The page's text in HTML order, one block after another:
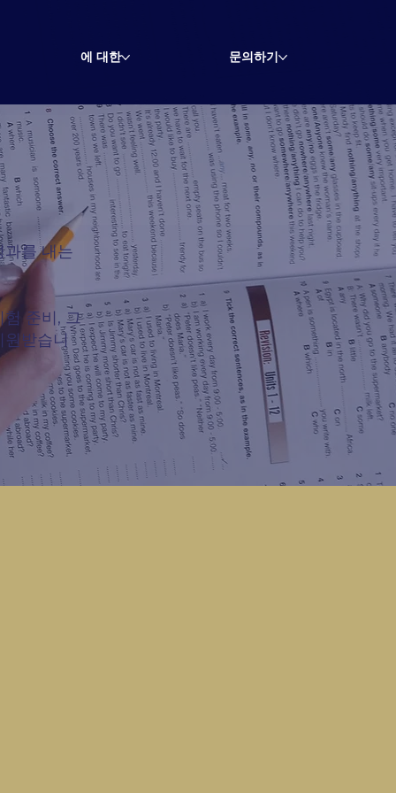
에 대한 문의하기
를 내는
험 준비, 그
받습니